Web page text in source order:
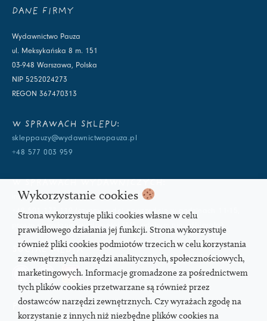
DANE FIRMY
Wydawnictwo Pauza
ul. Meksykańska 8 m. 151
03-948 Warszawa, Polska
NIP 5252024273
REGON 367470313
W SPRAWACH SKLEPU:
skleppauzy@wydawnictwopauza.pl
+48 577 003 959
info@wydawnictwopauza.pl
+48 501 177 119 (czynny w dni powszednie w godzinach 11-15,
proszę o wysłanie wiadomości SMS, gdybym nie odbierała)
SOCIAL MEDIA
PODCAST
Wykorzystanie cookies
Strona wykorzystuje pliki cookies własne w celu
prawidłowego działania jej funkcji. Strona wykorzystuje
również pliki cookies podmiotów trzecich w celu korzystania
z zewnętrznych narzędzi analitycznych, społecznościowych,
marketingowych. Informacje gromadzone za pośrednictwem
tych plików cookies przetwarzane są również przez
dostawców narzędzi zewnętrznych. Czy wyrażach zgodę na
korzystanie z innych niż niezbędne plików cookies na